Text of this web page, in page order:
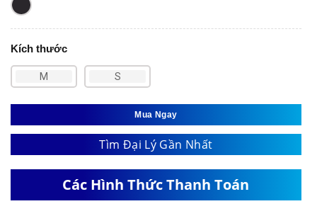
Kích thước
M S
Mua Ngay
Tìm Đại Lý Gần Nhất
Các Hình Thức Thanh Toán